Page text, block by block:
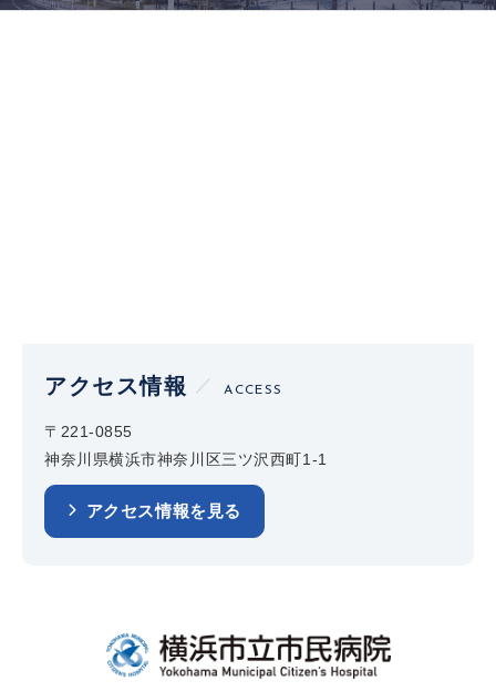
アクセス情報 ACCESS
〒221-0855
神奈川県横浜市神奈川区三ツ沢西町1-1
アクセス情報を見る